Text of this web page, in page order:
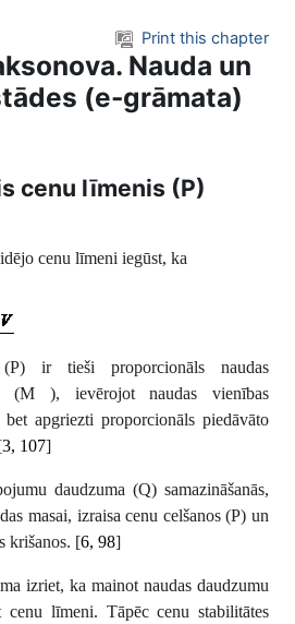
Print this chapter
Nauda un
(e-grāmata)
cenu līmenis (P)
cenu līmeni iegūst, ka
ir tieši proporcionāls naudas
(M ), ievērojot naudas vienības
apgriezti proporcionāls piedāvāto
3, 107]
daudzuma (Q) samazināšanās,
masai, izraisa cenu celšanos (P) un
krišanos. [6, 98]
izriet, ka mainot naudas daudzumu
cenu līmeni. Tāpēc cenu stabilitātes